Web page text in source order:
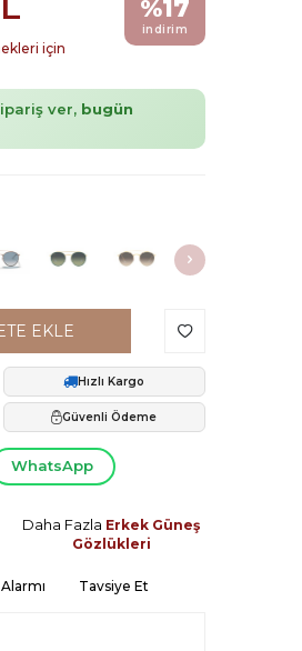
için
%17
indirim
ver, bugün
EKLE
Hızlı Kargo
Güvenli Ödeme
WhatsApp
Daha Fazla Erkek Güneş
Gözlükleri
Tavsiye Et